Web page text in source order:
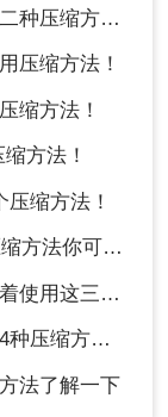
压缩方法！
压缩方法！
缩方法！
方法！
缩方法！
以轻松学会！
种压缩方法！
缩方法！
法了解一下